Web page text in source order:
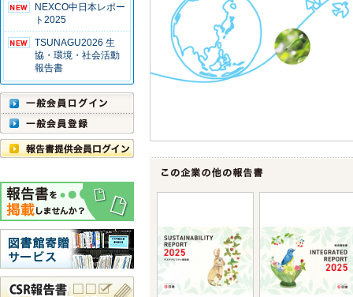
NEXCO中日本レポー
ト2025
TSUNAGU2026 生
協・環境・社会活動
報告書